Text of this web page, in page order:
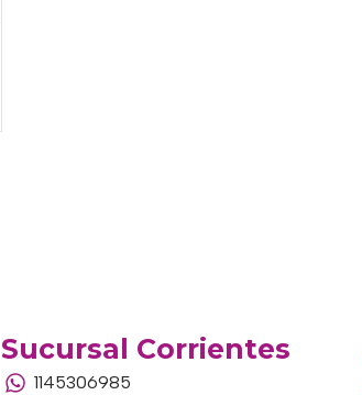
Sucursal Corrientes
1145306985